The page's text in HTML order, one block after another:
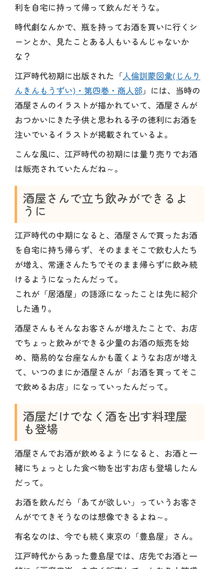
利を自宅に持って帰って飲んだそうな。
時代劇なんかで、瓶を持ってお酒を買いに行くシ
ーンとか、見たことある人もいるんじゃないか
な？
江戸時代初期に出版された「人倫訓蒙図彙(じんり
んきんもうずい)・第四巻・商人部 」には、当時の
酒屋さんのイラストが描かれていて、酒屋さんが
おつかいにきた子供と思われる子の徳利にお酒を
注いでいるイラストが掲載されているよ。
こんな風に、江戸時代の初期には量り売りでお酒
は販売されていたんだね～。
酒屋さんで立ち飲みができるよ
うに
江戸時代の中期になると、酒屋さんで買ったお酒
を自宅に持ち帰らず、そのままそこで飲む人たち
が増え、常連さんたちでそのまま帰らずに飲み続
けるようになったんだって。
これが「居酒屋」の語源になったことは先に紹介
した通り。
酒屋さんもそんなお客さんが増えたことで、お店
でちょっと飲みができる少量のお酒の販売を始
め、簡易的な台座なんかも置くようなお店が増え
て、いつのまにか酒屋さんが「お酒を買ってそこ
で飲めるお店」になっていったんだって。
酒屋だけでなく酒を出す料理屋
も登場
酒屋さんでお酒が飲めるようになると、お酒と一
緒にちょっとした食べ物を出すお店も登場したん
だって。
お酒を飲んだら「あてが欲しい」っていうお客さ
んがでてきそうなのは想像できるよね～。
有名なのは、今でも続く東京の「豊島屋」さん。
江戸時代からあった豊島屋では、店先でお酒と一